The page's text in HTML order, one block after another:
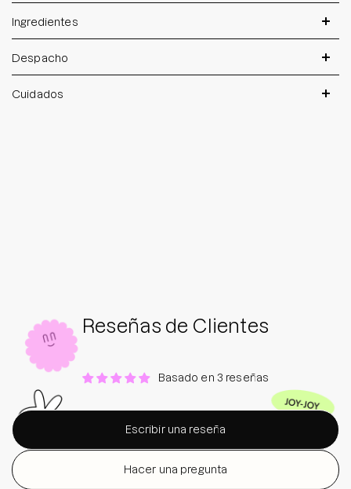
Ingredientes
Despacho
Cuidados
Reseñas de Clientes
Basado en 3 reseñas
Escribir una reseña
Hacer una pregunta